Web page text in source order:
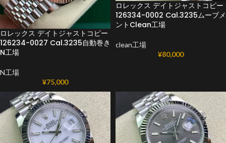
ロレックス デイトジャストコピー
126234-0027 Cal.3235自動巻き
N工場
N工場
¥75,000
ロレックス デイトジャストコピー
126334-0002 Cal.3235ムーブメ
ントClean工場
clean工場
¥80,000